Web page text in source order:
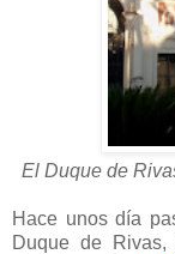
El Duque de
Hace unos día
Duque de